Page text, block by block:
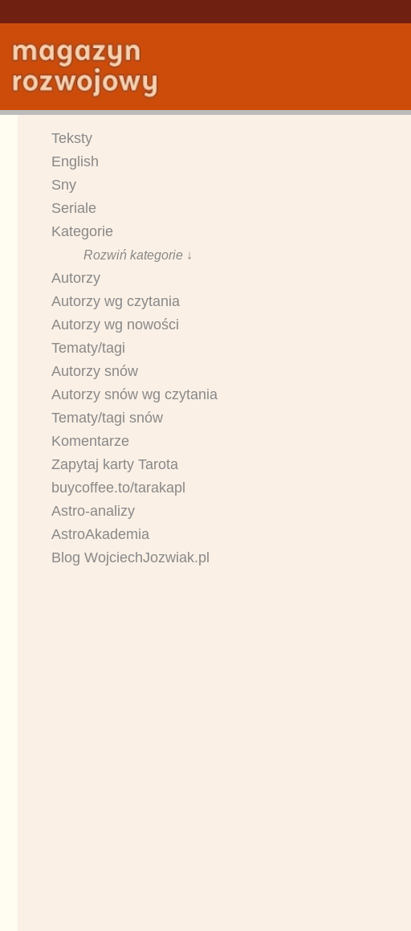
Teksty
English
Sny
Seriale
Kategorie
Rozwiń kategorie ↓
Autorzy
Autorzy wg czytania
Autorzy wg nowości
Tematy/tagi
Autorzy snów
Autorzy snów wg czytania
Tematy/tagi snów
Komentarze
Zapytaj karty Tarota
buycoffee.to/tarakapl
Astro-analizy
AstroAkademia
Blog WojciechJozwiak.pl